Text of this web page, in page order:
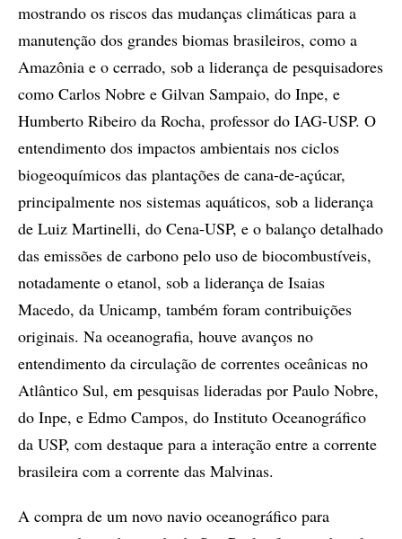
mostrando os riscos das mudanças climáticas para a
manutenção dos grandes biomas brasileiros, como a
Amazônia e o cerrado, sob a liderança de pesquisadores
como Carlos Nobre e Gilvan Sampaio, do Inpe, e
Humberto Ribeiro da Rocha, professor do IAG-USP. O
entendimento dos impactos ambientais nos ciclos
biogeoquímicos das plantações de cana-de-açúcar,
principalmente nos sistemas aquáticos, sob a liderança
de Luiz Martinelli, do Cena-USP, e o balanço detalhado
das emissões de carbono pelo uso de biocombustíveis,
notadamente o etanol, sob a liderança de Isaias
Macedo, da Unicamp, também foram contribuições
originais. Na oceanografia, houve avanços no
entendimento da circulação de correntes oceânicas no
Atlântico Sul, em pesquisas lideradas por Paulo Nobre,
do Inpe, e Edmo Campos, do Instituto Oceanográfico
da USP, com destaque para a interação entre a corrente
brasileira com a corrente das Malvinas.
A compra de um novo navio oceanográfico para